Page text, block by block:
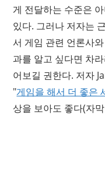
게 전달하는 수준은
있다. 그러나 저자는
서 게임 관련 언론사
과를 알고 싶다면 차
어보길 권한다. 저자
"게임을 해서 더 좋은
상을 보아도 좋다(자